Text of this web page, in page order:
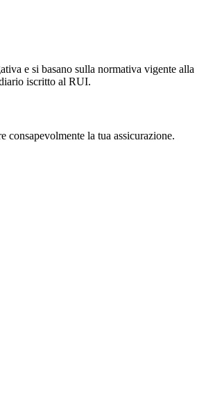
e si basano sulla normativa vigente
iscritto al RUI.
consapevolmente la tua assicurazione.